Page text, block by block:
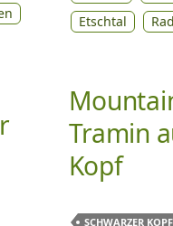
Etschtal
Tramin
Kopf
SCHWARZER KOPF